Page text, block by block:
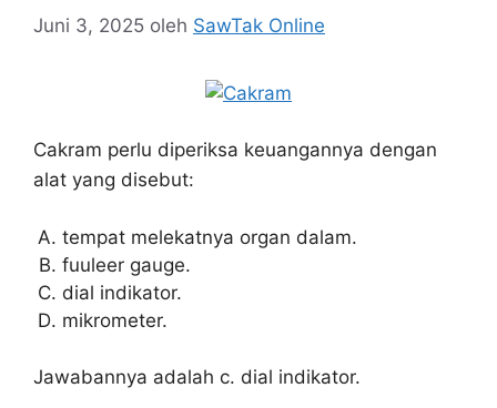
Juni 3, 2025 oleh SawTak Online
Cakram perlu diperiksa keuangannya dengan
alat yang disebut:
tempat melekatnya organ dalam.
fuuleer gauge.
dial indikator.
mikrometer.
Jawabannya adalah c. dial indikator.